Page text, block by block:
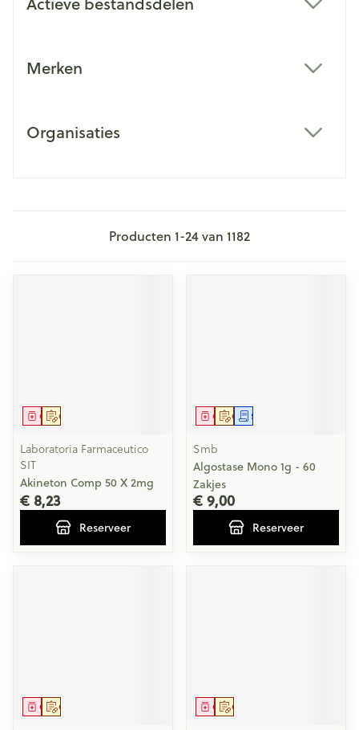
Merken
Organisaties
Producten 1-24van 1182
Op voorschrift
Geneesmiddel
Laboratoria Farmaceutico
SIT
Akineton Comp 50 X 2mg
€ 8,23
Reserveer
Op voorschrift
GeneesmiddelSchriftelijke aanvraag
Smb
Algostase Mono 1g - 60
Zakjes
€ 9,00
Reserveer
Op voorschrift
Geneesmiddel Op voorschrift
Geneesmiddel